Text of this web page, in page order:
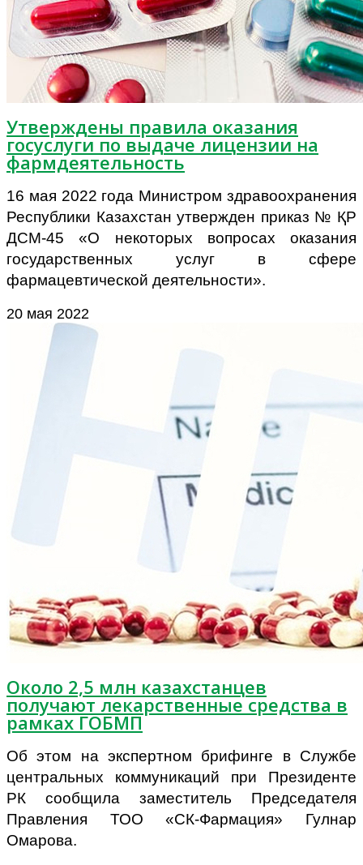
Утверждены правила оказания
госуслуги по выдаче лицензии на
фармдеятельность
16 мая 2022 года Министром здравоохранения
Республики Казахстан утвержден приказ № ҚР
ДСМ-45 «О некоторых вопросах оказания
государственных услуг в сфере
фармацевтической деятельности».
20 мая 2022
Около 2,5 млн казахстанцев
получают лекарственные средства в
рамках ГОБМП
Об этом на экспертном брифинге в Службе
центральных коммуникаций при Президенте
РК сообщила заместитель Председателя
Правления ТОО «СК-Фармация» Гулнар
Омарова.